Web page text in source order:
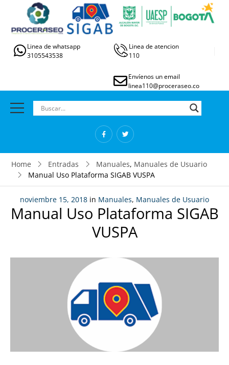
Linea de whatsapp
3105543538
Linea de atencion
110
Envíenos un email
linea110@proceraseo.co
Home Entradas Manuales, Manuales de Usuario
Manual Uso Plataforma SIGAB VUSPA
noviembre 15, 2018 in Manuales, Manuales de Usuario
Manual Uso Plataforma SIGAB
VUSPA